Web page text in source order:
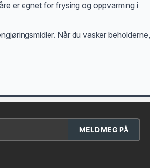
er egnet for frysing og oppvarming i
Når du vasker beholderne,
MELD MEG PÅ